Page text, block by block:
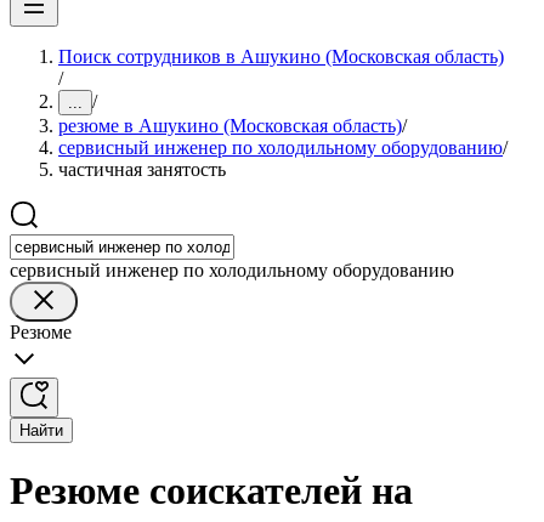
Поиск сотрудников в Ашукино (Московская область)
/
... /
резюме в Ашукино (Московская область)/
сервисный инженер по холодильному оборудованию/
частичная занятость
сервисный инженер по холодильному оборудованию
Резюме
Найти
Резюме соискателей на